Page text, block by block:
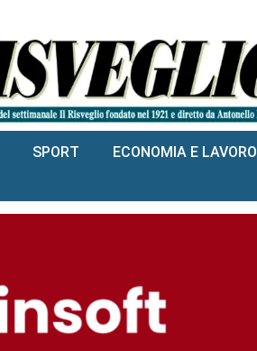
SPORT ECONOMIA E LAVORO